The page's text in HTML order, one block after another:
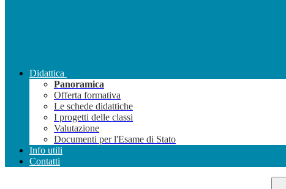
Didattica
Panoramica
Offerta formativa
Le schede didattiche
I progetti delle classi
Valutazione
Documenti per l'Esame di Stato
Info utili
Contatti